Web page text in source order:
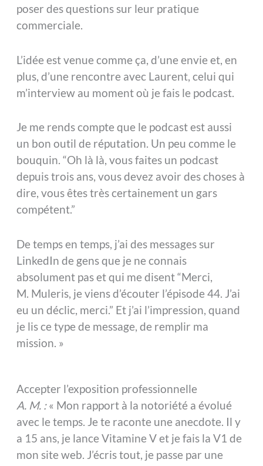
poser des questions sur leur pratique
commerciale.
L’idée est venue comme ça, d’une envie et, en
plus, d’une rencontre avec Laurent, celui qui
m’interview au moment où je fais le podcast.
Je me rends compte que le podcast est aussi
un bon outil de réputation. Un peu comme le
bouquin. “Oh là là, vous faites un podcast
depuis trois ans, vous devez avoir des choses à
dire, vous êtes très certainement un gars
compétent.”
De temps en temps, j’ai des messages sur
LinkedIn de gens que je ne connais
absolument pas et qui me disent “Merci,
M. Muleris, je viens d’écouter l’épisode 44. J’ai
eu un déclic, merci.” Et j’ai l’impression, quand
je lis ce type de message, de remplir ma
mission. »
Accepter l’exposition professionnelle
A. M. :« Mon rapport à la notoriété a évolué
avec le temps. Je te raconte une anecdote. Il y
a 15 ans, je lance Vitamine V et je fais la V1 de
mon site web. J’écris tout, je passe par une